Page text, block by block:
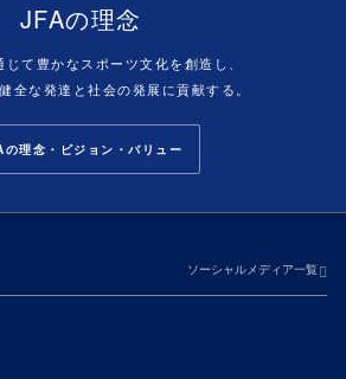
JFAの理念
て豊かなスポーツ文化を創造し、
全な発達と社会の発展に貢献する。
の理念・ビジョン・バリュー
ソーシャルメディア一覧